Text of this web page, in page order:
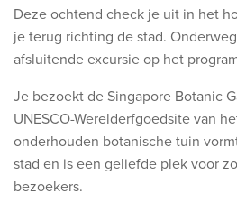
Deze ochtend check je uit in het
je terug richting de stad.
afsluitende excursie op het
Je bezoekt de Singapore Botanic
UNESCO-Werelderfgoedsite van
onderhouden botanische tuin
stad en is een geliefde plek voor
bezoekers.